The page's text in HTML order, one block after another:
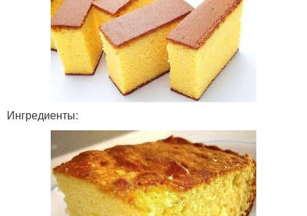
Ингредиенты: